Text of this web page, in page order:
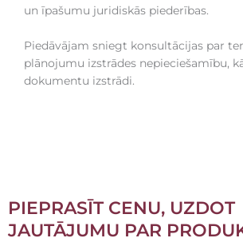
un īpašumu juridiskās piederības.
Piedāvājam sniegt konsultācijas par
plānojumu izstrādes nepieciešamību,
dokumentu izstrādi.
PIEPRASĪT CENU, UZDOT
JAUTĀJUMU PAR